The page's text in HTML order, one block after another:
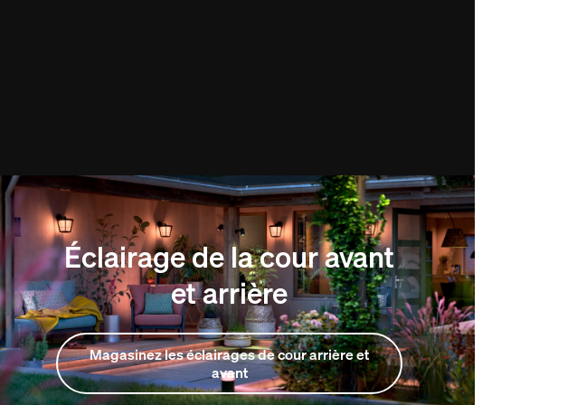
Éclairage de la cour avant
et arrière
Magasinez les éclairages de cour arrière et
avant